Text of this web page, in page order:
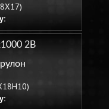
2B